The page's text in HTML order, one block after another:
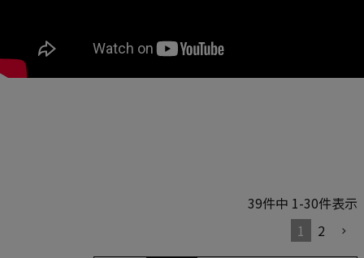
39件中 1-30件表示
1
2